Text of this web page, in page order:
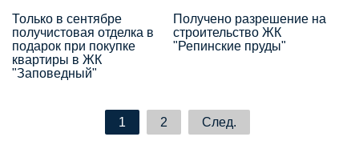
Только в сентябре
получистовая отделка в
подарок при покупке
квартиры в ЖК
"Заповедный"
Получено разрешение на
строительство ЖК
"Репинские пруды"
1 2 След.